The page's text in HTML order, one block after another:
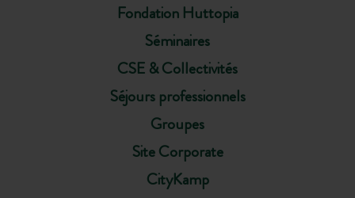
Fondation Huttopia
Séminaires
CSE & Collectivités
Séjours professionnels
Groupes
Site Corporate
CityKamp